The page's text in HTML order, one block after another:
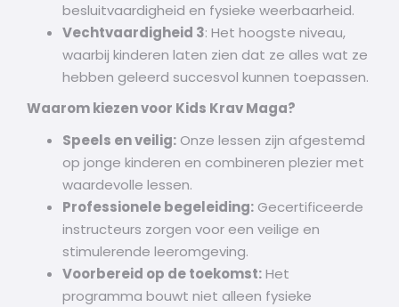
besluitvaardigheid en fysieke weerbaarheid.
Vechtvaardigheid 3: Het hoogste niveau,
waarbij kinderen laten zien dat ze alles wat ze
hebben geleerd succesvol kunnen toepassen.
Waarom kiezen voor Kids Krav Maga?
Speels en veilig: Onze lessen zijn afgestemd
op jonge kinderen en combineren plezier met
waardevolle lessen.
Professionele begeleiding: Gecertificeerde
instructeurs zorgen voor een veilige en
stimulerende leeromgeving.
Voorbereid op de toekomst:Het
programma bouwt niet alleen fysieke